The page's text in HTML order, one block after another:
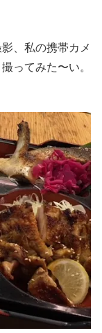
、私の携帯カメ
ってみた〜い。